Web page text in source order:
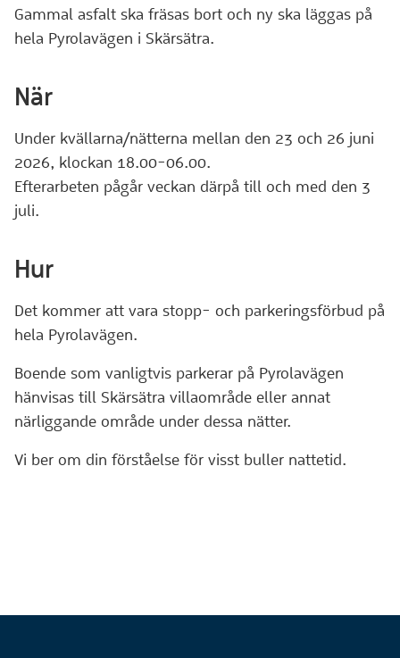
Gammal asfalt ska fräsas bort och ny ska läggas på
hela Pyrolavägen i Skärsätra.
När
Under kvällarna/nätterna mellan den 23 och 26 juni
2026, klockan 18.00-06.00.
Efterarbeten pågår veckan därpå till och med den 3
juli.
Hur
Det kommer att vara stopp- och parkeringsförbud på
hela Pyrolavägen.
Boende som vanligtvis parkerar på Pyrolavägen
hänvisas till Skärsätra villaområde eller annat
närliggande område under dessa nätter.
Vi ber om din förståelse för visst buller nattetid.